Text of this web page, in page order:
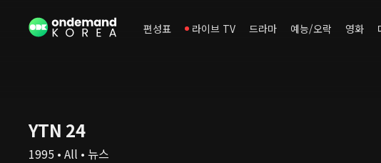
편성표 라이브 TV 드라마 예능/오락 영화
YTN 24
1995 • All • 뉴스